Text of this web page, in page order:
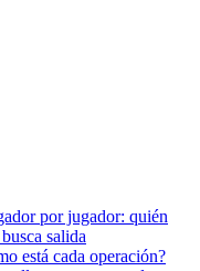
por jugador: quién
salida
está cada operación?